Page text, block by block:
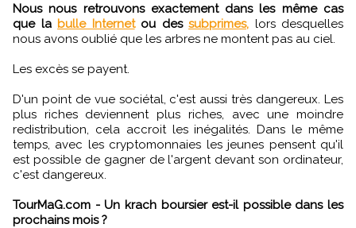
Nous nous retrouvons exactement dans les même cas
que la bulle Internet ou des subprimes, lors desquelles
nous avons oublié que les arbres ne montent pas au ciel.
Les excès se payent.
D'un point de vue sociétal, c'est aussi très dangereux. Les
plus riches deviennent plus riches, avec une moindre
redistribution, cela accroit les inégalités. Dans le même
temps, avec les cryptomonnaies les jeunes pensent qu'il
est possible de gagner de l'argent devant son ordinateur,
c'est dangereux.
TourMaG.com - Un krach boursier est-il possible dans les
prochains mois ?